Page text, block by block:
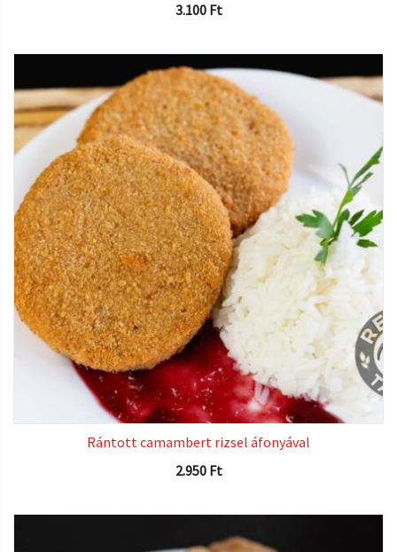
3.100 Ft
Rántott camambert rizsel áfonyával
2.950 Ft